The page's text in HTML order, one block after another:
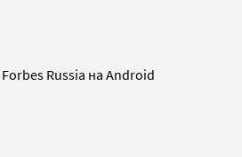
Russia на Android